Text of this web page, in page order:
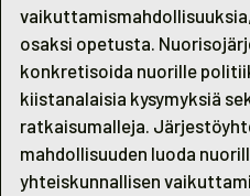
osaksi opetusta.
konkretisoida nuorille
kiistanalaisia kysymyksiä
ratkaisumalleja.
mahdollisuuden luoda
yhteiskunnallisen